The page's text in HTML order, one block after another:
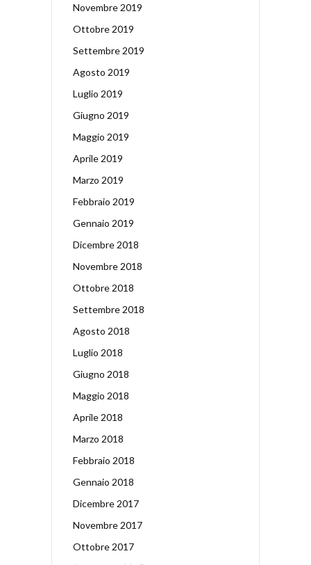
Novembre 2019
Ottobre 2019
Settembre 2019
Agosto 2019
Luglio 2019
Giugno 2019
Maggio 2019
Aprile 2019
Marzo 2019
Febbraio 2019
Gennaio 2019
Dicembre 2018
Novembre 2018
Ottobre 2018
Settembre 2018
Agosto 2018
Luglio 2018
Giugno 2018
Maggio 2018
Aprile 2018
Marzo 2018
Febbraio 2018
Gennaio 2018
Dicembre 2017
Novembre 2017
Ottobre 2017